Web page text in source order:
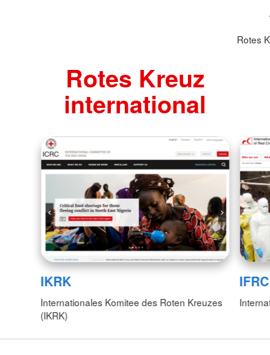
Rotes
Rotes Kreuz
international
IKRK
Internationales Komitee des Roten Kreuzes
(IKRK)
IFRC